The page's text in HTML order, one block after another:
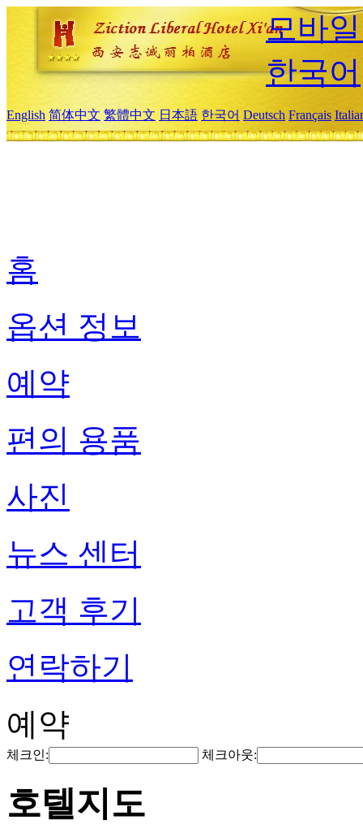
모바
한국어
English 简体中文 繁體中文 日本語 한국어 Deutsch Français
홈
옵션 정보
예약
편의 용품
사진
뉴스 센터
고객 후기
연락하기
예약
체크인: 체크아웃:
호텔지도